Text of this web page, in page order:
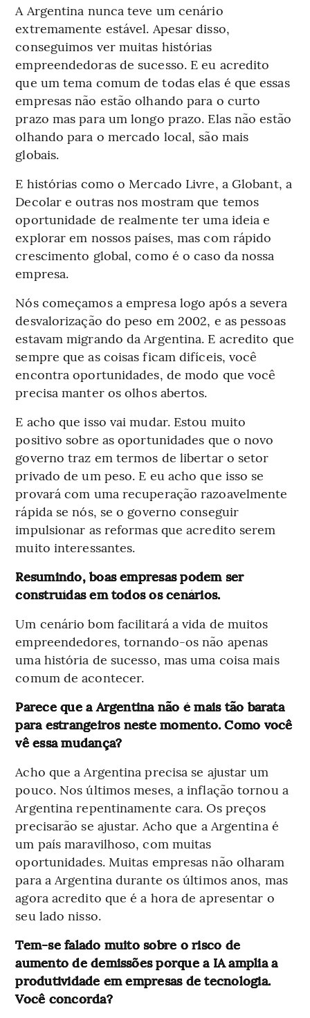
A Argentina nunca teve um cenário
extremamente estável. Apesar disso,
conseguimos ver muitas histórias
empreendedoras de sucesso. E eu acredito
que um tema comum de todas elas é que essas
empresas não estão olhando para o curto
prazo mas para um longo prazo. Elas não estão
olhando para o mercado local, são mais
globais.
E histórias como o Mercado Livre, a Globant, a
Decolar e outras nos mostram que temos
oportunidade de realmente ter uma ideia e
explorar em nossos países, mas com rápido
crescimento global, como é o caso da nossa
empresa.
Nós começamos a empresa logo após a severa
desvalorização do peso em 2002, e as pessoas
estavam migrando da Argentina. E acredito que
sempre que as coisas ficam difíceis, você
encontra oportunidades, de modo que você
precisa manter os olhos abertos.
E acho que isso vai mudar. Estou muito
positivo sobre as oportunidades que o novo
governo traz em termos de libertar o setor
privado de um peso. E eu acho que isso se
provará com uma recuperação razoavelmente
rápida se nós, se o governo conseguir
impulsionar as reformas que acredito serem
muito interessantes.
Resumindo, boas empresas podem ser
construídas em todos os cenários.
Um cenário bom facilitará a vida de muitos
empreendedores, tornando-os não apenas
uma história de sucesso, mas uma coisa mais
comum de acontecer.
Parece que a Argentina não é mais tão barata
para estrangeiros neste momento. Como você
vê essa mudança?
Acho que a Argentina precisa se ajustar um
pouco. Nos últimos meses, a inflação tornou a
Argentina repentinamente cara. Os preços
precisarão se ajustar. Acho que a Argentina é
um país maravilhoso, com muitas
oportunidades. Muitas empresas não olharam
para a Argentina durante os últimos anos, mas
agora acredito que é a hora de apresentar o
seu lado nisso.
Tem-se falado muito sobre o risco de
aumento de demissões porque a IA amplia a
produtividade em empresas de tecnologia.
Você concorda?